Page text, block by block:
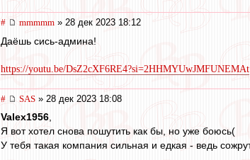
# mmmmm » 28 дек 2023 18:12
Даёшь сись-админа!
https://youtu.be/DsZ2cXF6RE4?si=2HHMYUwJMFUNEMAt
# SAS » 28 дек 2023 18:08
Valex1956
Я вот хотел снова пошутить как бы, но уже боюсь(
У тебя такая компания сильная и едкая - ведь